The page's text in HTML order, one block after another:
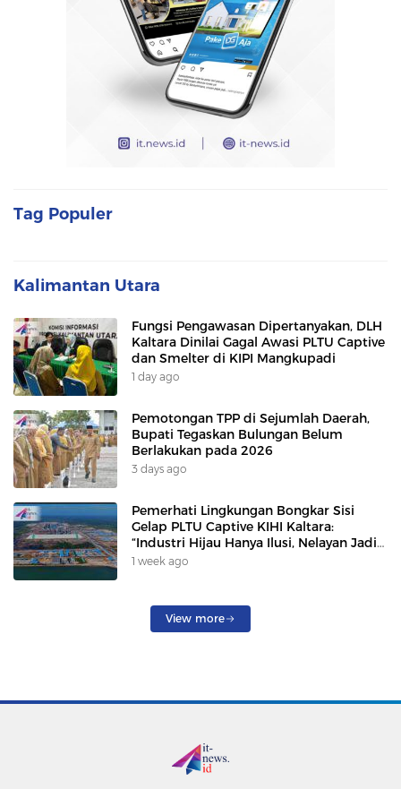
Tag Populer
Kalimantan Utara
Fungsi Pengawasan Dipertanyakan, DLH
Kaltara Dinilai Gagal Awasi PLTU Captive
dan Smelter di KIPI Mangkupadi
1 day ago
Pemotongan TPP di Sejumlah Daerah,
Bupati Tegaskan Bulungan Belum
Berlakukan pada 2026
3 days ago
Pemerhati Lingkungan Bongkar Sisi
Gelap PLTU Captive KIHI Kaltara:
“Industri Hijau Hanya Ilusi, Nelayan Jadi
Korban”
1 week ago
View more